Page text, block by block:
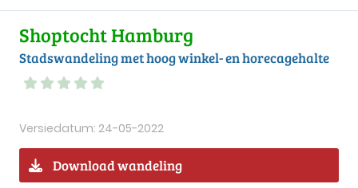
Shoptocht Hamburg
Stadswandeling met hoog winkel- en horecagehalte
Versiedatum: 24-05-2022
Download wandeling